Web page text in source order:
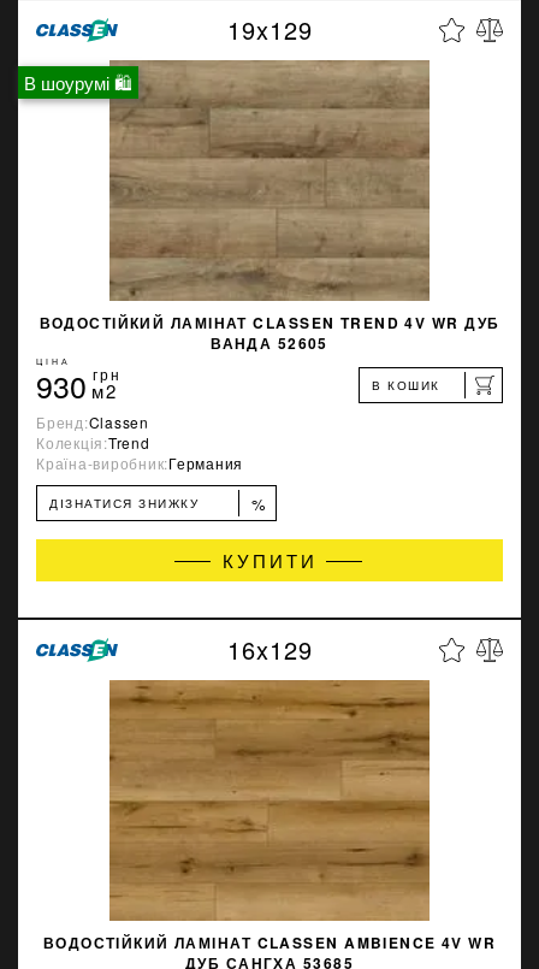
В шоурумі 🛍
19x129
ВОДОСТІЙКИЙ ЛАМІНАТ CLASSEN TREND 4V WR ДУБ
ВАНДА 52605
ЦІНА
930 грн
м2 В КОШИК
Бренд:Classen
Колекція:Trend
Країна-виробник:Германия
ДІЗНАТИСЯ ЗНИЖКУ %
КУПИТИ
16x129
ВОДОСТІЙКИЙ ЛАМІНАТ CLASSEN AMBIENCE 4V WR
ДУБ САНГХА 53685